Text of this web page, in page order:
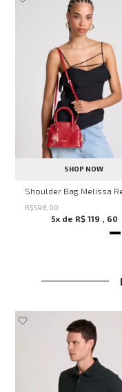
SHOP NOW
R$598 00
5x de R$ 119 , 60